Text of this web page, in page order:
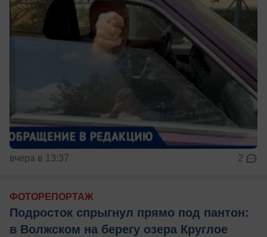
вчера в 13:37 2
ФОТОРЕПОРТАЖ
Подросток спрыгнул прямо под пантон:
в Волжском на берегу озера Круглое